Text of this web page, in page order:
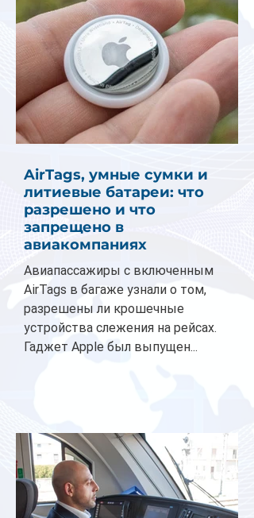
AirTags, умные сумки и
литиевые батареи: что
разрешено и что
запрещено в
авиакомпаниях
Авиапассажиры с включенным
AirTags в багаже узнали о том,
разрешены ли крошечные
устройства слежения на рейсах.
Гаджет Apple был выпущен...